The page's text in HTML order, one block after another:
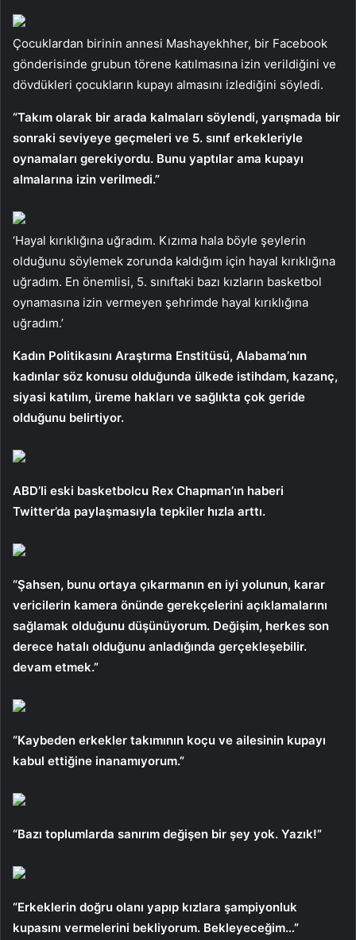
Çocuklardan birinin annesi Mashayekhher, bir Facebook
gönderisinde grubun törene katılmasına izin verildiğini ve
dövdükleri çocukların kupayı almasını izlediğini söyledi.
“Takım olarak bir arada kalmaları söylendi, yarışmada bir
sonraki seviyeye geçmeleri ve 5. sınıf erkekleriyle
oynamaları gerekiyordu. Bunu yaptılar ama kupayı
almalarına izin verilmedi.”
‘Hayal kırıklığına uğradım. Kızıma hala böyle şeylerin
olduğunu söylemek zorunda kaldığım için hayal kırıklığına
uğradım. En önemlisi, 5. sınıftaki bazı kızların basketbol
oynamasına izin vermeyen şehrimde hayal kırıklığına
uğradım.’
Kadın Politikasını Araştırma Enstitüsü, Alabama’nın
kadınlar söz konusu olduğunda ülkede istihdam, kazanç,
siyasi katılım, üreme hakları ve sağlıkta çok geride
olduğunu belirtiyor.
ABD’li eski basketbolcu Rex Chapman’ın haberi
Twitter’da paylaşmasıyla tepkiler hızla arttı.
“Şahsen, bunu ortaya çıkarmanın en iyi yolunun, karar
vericilerin kamera önünde gerekçelerini açıklamalarını
sağlamak olduğunu düşünüyorum. Değişim, herkes son
derece hatalı olduğunu anladığında gerçekleşebilir.
devam etmek.”
“Kaybeden erkekler takımının koçu ve ailesinin kupayı
kabul ettiğine inanamıyorum.”
“Bazı toplumlarda sanırım değişen bir şey yok. Yazık!”
“Erkeklerin doğru olanı yapıp kızlara şampiyonluk
kupasını vermelerini bekliyorum. Bekleyeceğim…”